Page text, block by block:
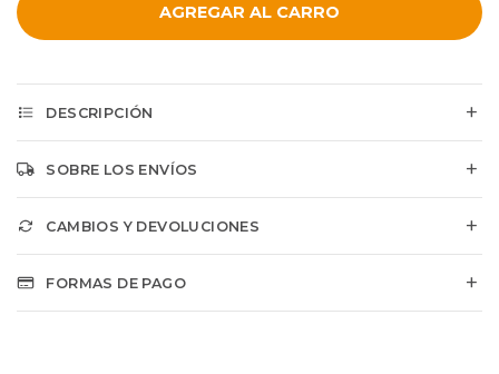
AGREGAR AL CARRO
DESCRIPCIÓN
SOBRE LOS ENVÍOS
CAMBIOS Y DEVOLUCIONES
FORMAS DE PAGO